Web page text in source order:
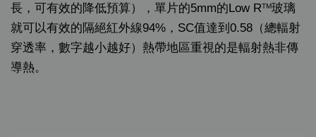
長，可有效的降低預算），單片的5mm的Low RTM玻璃
就可以有效的隔絕紅外線94%，SC值達到0.58（總輻射
穿透率，數字越小越好）熱帶地區重視的是輻射熱非傳
導熱。